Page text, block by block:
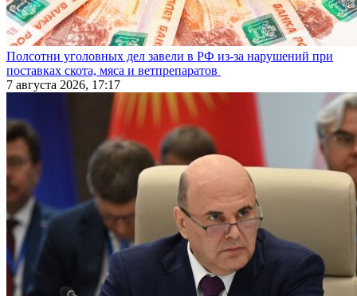
Полсотни уголовных дел завели в РФ из-за нарушений при
поставках скота, мяса и ветпрепаратов
7 августа 2026, 17:17